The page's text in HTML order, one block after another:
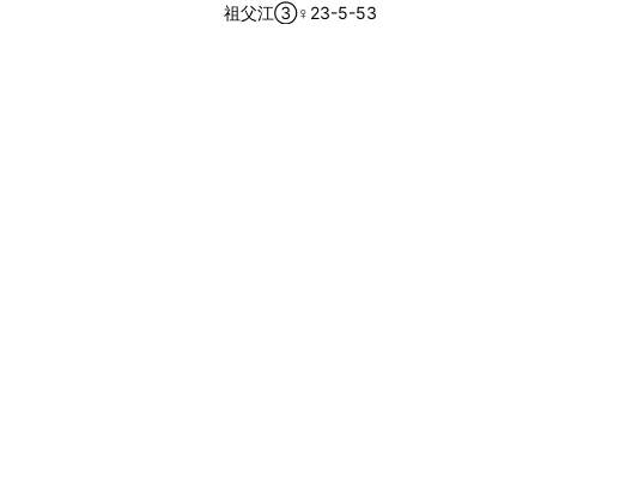
祖父江③♀23-5-53